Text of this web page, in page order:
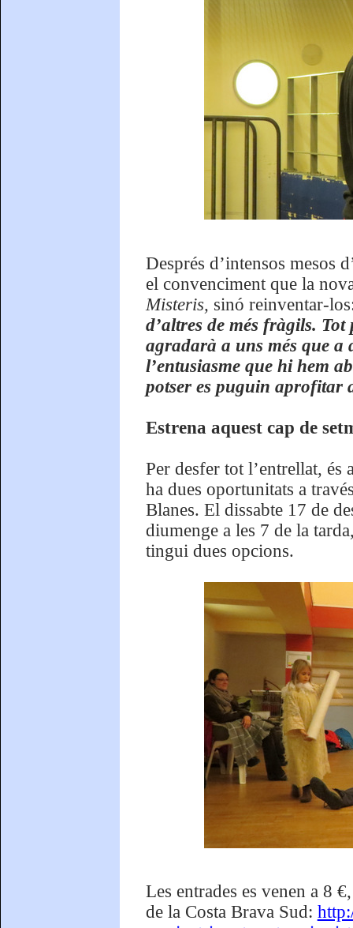
Després d’intensos mesos
el convenciment que la
Misteris, sinó reinventar-
d’altres de més fràgils.
agradarà a uns més que a
l’entusiasme que hi hem
potser es puguin aprofitar
Estrena aquest cap de
Per desfer tot l’entrellat,
ha dues oportunitats a
Blanes. El dissabte 17 de
diumenge a les 7 de la
tingui dues opcions.
Les entrades es venen a 8
de la Costa Brava Sud: